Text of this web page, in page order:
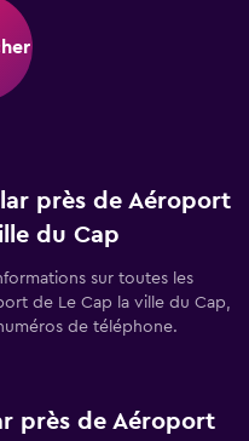
près de Aéroport
du Cap
sur toutes les
de Le Cap la ville du Cap,
de téléphone.
près de Aéroport